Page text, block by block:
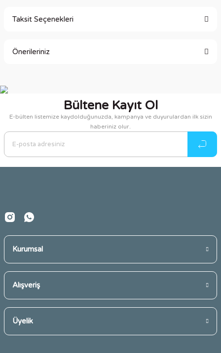
Taksit Seçenekleri
Önerileriniz
Görüş ve önerileriniz için teşekkür ederiz.
Ürün resmi kalitesiz, bozuk veya görüntülenemiyor.
Ürün açıklamasında eksik bilgiler bulunuyor.
Ürün bilgilerinde hatalar bulunuyor.
Bültene Kayıt Ol
E-bülten listemize kaydolduğunuzda, kampanya ve duyurulardan ilk sizin
haberiniz olur.
Kurumsal
Alışveriş
Üyelik